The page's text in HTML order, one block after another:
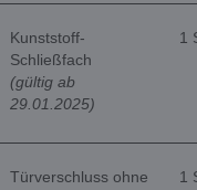
Kunststoff-
Schließfach
(gültig ab
29.01.2025)
1
Türverschluss ohne
1